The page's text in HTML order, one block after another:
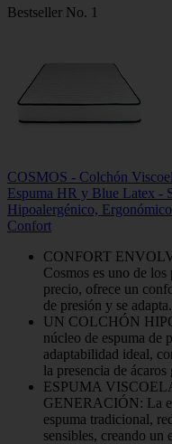
Bestseller No. 1
COSMOS - Colchón
Espuma HR y Blue Latex -
Hipoalergénico,
Confort
CONFORT
Cosmos es uno de
precio, ofrece un
de presión y se
UN COLCHÓN
núcleo de espuma de
adaptabilidad ideal,
la presencia de
ESPUMA
GENERACIÓN: La
espuma tradicional,
sensibles, creando